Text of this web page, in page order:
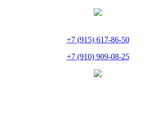
+7 (915) 617-86-50
+7 (910) 909-08-25